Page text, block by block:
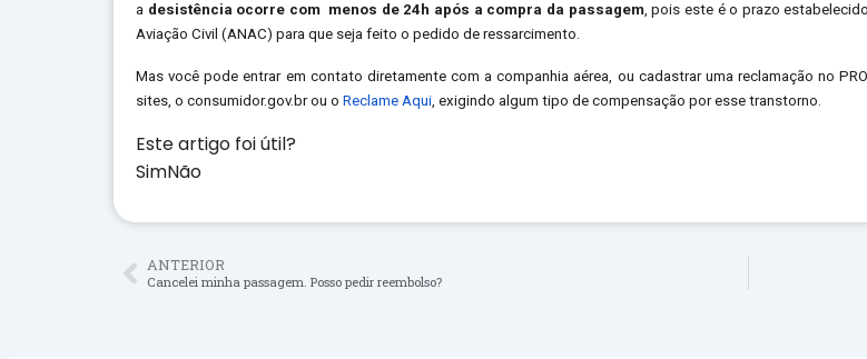
a desistência ocorre com menos de 24h após a compra da passagem, pois este é o prazo
Aviação Civil (ANAC) para que seja feito o pedido de ressarcimento.
Mas você pode entrar em contato diretamente com a companhia aérea, ou cadastrar uma reclamação no
sites, o consumidor.gov.brou o Reclame Aqui, exigindo algum tipo de compensação por esse transtorno.
Este artigo foi útil?
SimNão
ANTERIOR
Cancelei minha passagem. Posso pedir reembolso?